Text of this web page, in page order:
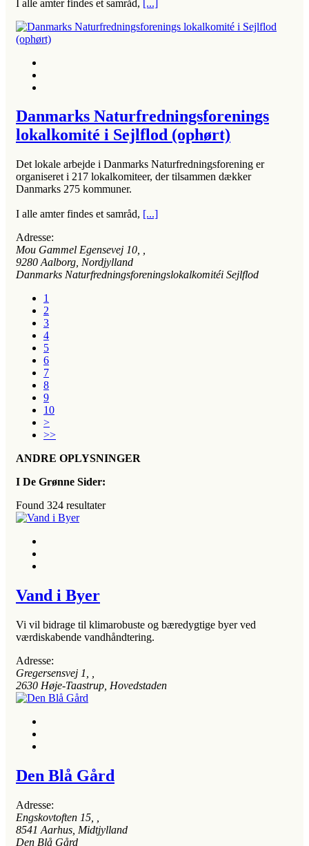
I alle amter findes et samråd, [...]
Danmarks Naturfredningsforenings
lokalkomité i Sejlflod (ophørt)
Det lokale arbejde i Danmarks Naturfredningsforening er
organiseret i 217 lokalkomiteer, der tilsammen dækker
Danmarks 275 kommuner.
I alle amter findes et samråd, [...]
Adresse:
Mou Gammel Egensevej 10
9280 Aalborg, Nordjylland
Danmarks Naturfredningsforeningslokalkomitéi Sejlflod
1
2
3
4
5
6
7
8
9
10
>
>>
ANDRE OPLYSNINGER
I De Grønne Sider:
Found 324 resultater
Vand i Byer
Vi vil bidrage til klimarobuste og bæredygtige byer ved
værdiskabende vandhåndtering.
Adresse:
Gregersensvej 1
2630 Høje-Taastrup, Hovedstaden
Den Blå Gård
Adresse:
Engskovtoften 15
8541 Aarhus, Midtjylland
Den Blå Gård